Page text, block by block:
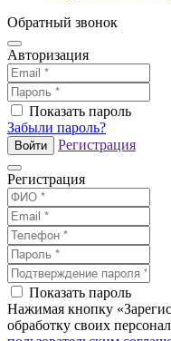
Обратный звонок
Авторизация
Показать пароль
Забыли пароль?
Войти Регистрация
Регистрация
Показать пароль
Нажимая кнопку
обработку своих